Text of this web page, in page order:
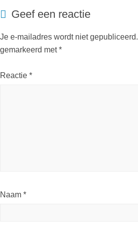
Geef een reactie
Je e-mailadres wordt niet gepubliceerd.
gemarkeerd met*
Reactie *
Naam *